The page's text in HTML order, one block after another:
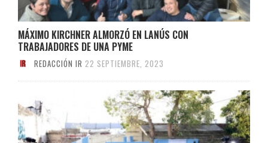
MÁXIMO KIRCHNER ALMORZÓ EN LANÚS CON
TRABAJADORES DE UNA PYME
REDACCIÓN IR 22 SEPTIEMBRE, 2023